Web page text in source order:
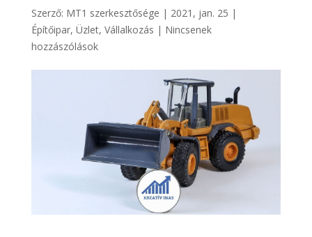
Szerző: MT1 szerkesztősége | 2021, jan. 25 |
Építőipar, Üzlet, Vállalkozás | Nincsenek
hozzászólások